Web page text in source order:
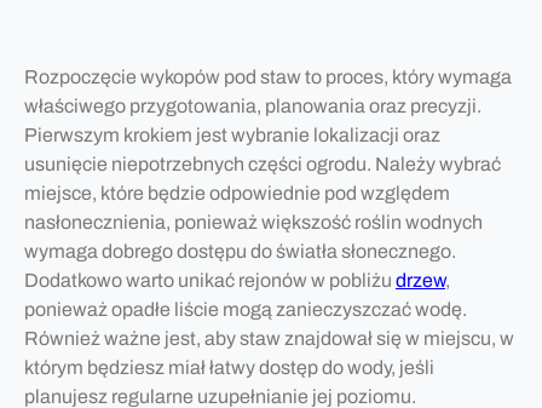
Rozpoczęcie wykopów pod staw to proces, który wymaga
właściwego przygotowania, planowania oraz precyzji.
Pierwszym krokiem jest wybranie lokalizacji oraz
usunięcie niepotrzebnych części ogrodu. Należy wybrać
miejsce, które będzie odpowiednie pod względem
nasłonecznienia, ponieważ większość roślin wodnych
wymaga dobrego dostępu do światła słonecznego.
Dodatkowo warto unikać rejonów w pobliżu drzew,
ponieważ opadłe liście mogą zanieczyszczać wodę.
Również ważne jest, aby staw znajdował się w miejscu, w
którym będziesz miał łatwy dostęp do wody, jeśli
planujesz regularne uzupełnianie jej poziomu.